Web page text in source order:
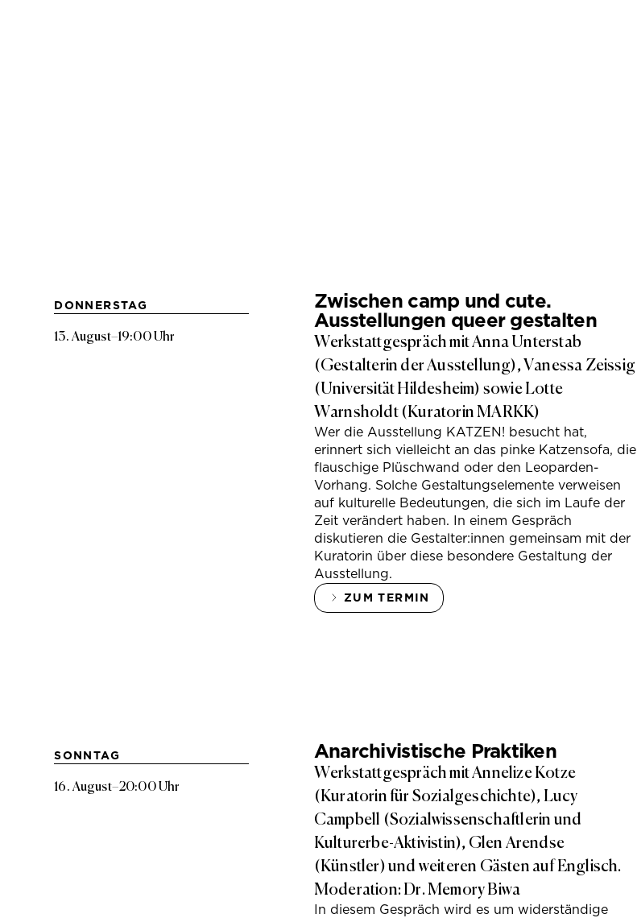
DONNERSTAG
13. August–19:00 Uhr
Zwischen camp und cute.
Ausstellungen queer gestalten
Werkstattgespräch mit Anna Unterstab
(Gestalterin der Ausstellung), Vanessa Zeissig
(Universität Hildesheim) sowie Lotte
Warnsholdt (Kuratorin MARKK)
Wer die Ausstellung KATZEN! besucht hat,
erinnert sich vielleicht an das pinke Katzensofa, die
flauschige Plüschwand oder den Leoparden-
Vorhang. Solche Gestaltungselemente verweisen
auf kulturelle Bedeutungen, die sich im Laufe der
Zeit verändert haben. In einem Gespräch
diskutieren die Gestalter:innen gemeinsam mit der
Kuratorin über diese besondere Gestaltung der
Ausstellung.
ZUM TERMIN
SONNTAG
16. August–20:00 Uhr
Anarchivistische Praktiken
Werkstattgespräch mit Annelize Kotze
(Kuratorin für Sozialgeschichte), Lucy
Campbell (Sozialwissenschaftlerin und
Kulturerbe-Aktivistin), Glen Arendse
(Künstler) und weiteren Gästen auf Englisch.
Moderation: Dr. Memory Biwa
In diesem Gespräch wird es um widerständige